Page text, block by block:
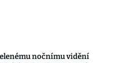
nočnímu vidění